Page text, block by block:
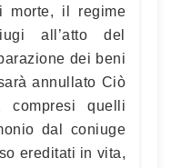
morte, il regime
all’atto del
dei beni
annullato Ciò
quelli
dal coniuge
ereditati in vita,